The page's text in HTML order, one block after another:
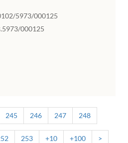
5973/000125
000125
245 246 247 248
253 +10 +100 >